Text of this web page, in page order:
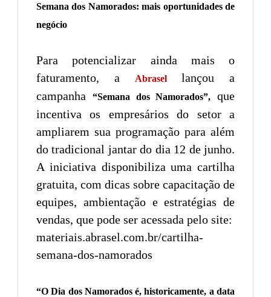
Semana dos Namorados: mais oportunidades de
negócio
Para potencializar ainda mais o
faturamento, a
Abrasel
lançou a
campanha
“Semana dos Namorados”,
que
incentiva os empresários do setor a
ampliarem sua programação para além
do tradicional jantar do dia 12 de junho.
A iniciativa disponibiliza uma cartilha
gratuita, com dicas sobre capacitação de
equipes, ambientação e estratégias de
vendas, que pode ser acessada pelo site:
materiais.abrasel.com.br/cartilha-
semana-dos-namorados
“O Dia dos Namorados é, historicamente, a data